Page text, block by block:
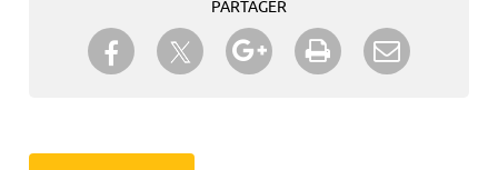
PARTAGER
Partager sur Facebook
Partager sur TwitterPartager sur Google+
Imprimer